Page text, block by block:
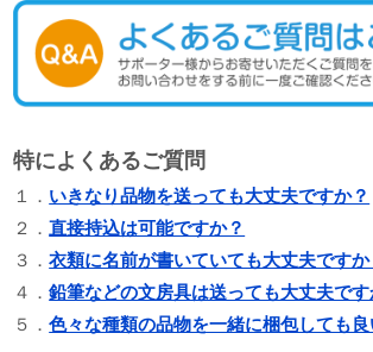
特によくあるご質問
１． いきなり品物を送っても大丈夫ですか？
２．直接持込は可能ですか？
３．衣類に名前が書いていても大丈夫ですか
４．鉛筆などの文房具は送っても大丈夫です
５．色々な種類の品物を一緒に梱包しても良